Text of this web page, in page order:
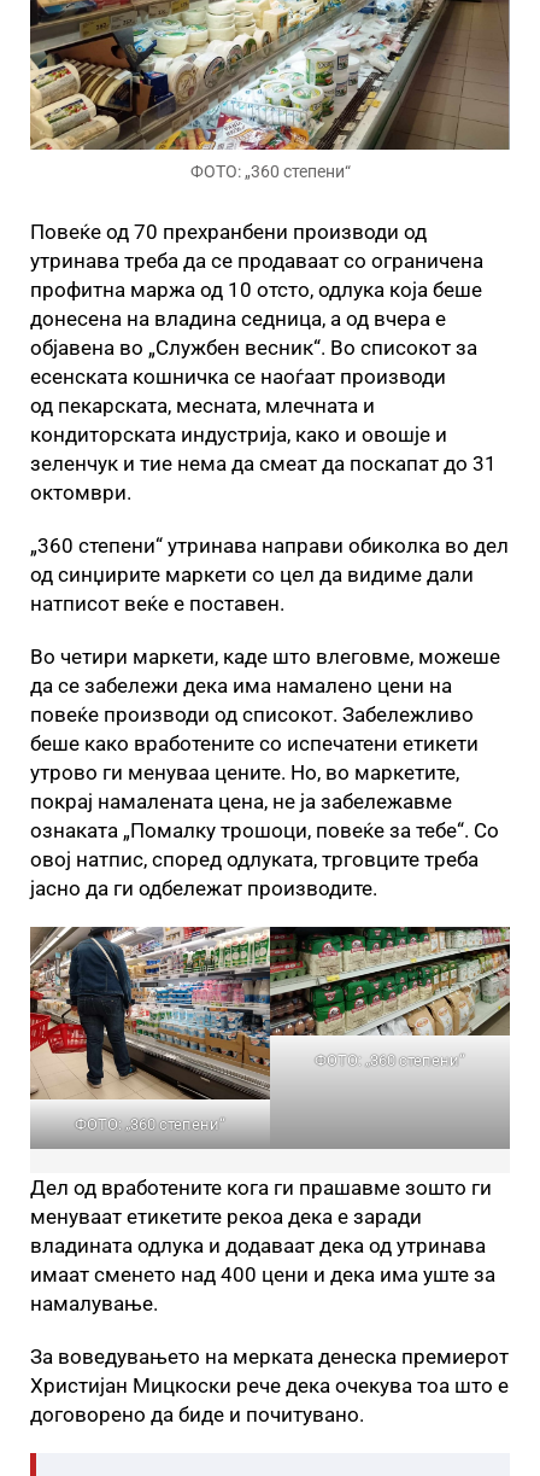
ФОТО: „360 степени“
Повеќе од 70 прехранбени производи од
утринава треба да се продаваат со ограничена
профитна маржа од 10 отсто, одлука која беше
донесена на владина седница, а од вчера е
објавена во „Службен весник“. Во списокот за
есенската кошничка се наоѓаат производи
од пекарската, месната, млечната и
кондиторската индустрија, како и овошје и
зеленчук и тие нема да смеат да поскапат до 31
октомври.
„360 степени“ утринава направи обиколка во дел
од синџирите маркети со цел да видиме дали
натписот веќе е поставен.
Во четири маркети, каде што влеговме, можеше
да се забележи дека има намалено цени на
повеќе производи од списокот. Забележливо
беше како вработените со испечатени етикети
утрово ги менуваа цените. Но, во маркетите,
покрај намалената цена, не ја забележавме
ознаката „Помалку трошоци, повеќе за тебе“. Со
овој натпис, според одлуката, трговците треба
јасно да ги одбележат производите.
ФОТО: „360 степени“
ФОТО: „360 степени“
Дел од вработените кога ги прашавме зошто ги
менуваат етикетите рекоа дека е заради
владината одлука и додаваат дека од утринава
имаат сменето над 400 цени и дека има уште за
намалување.
За воведувањето на мерката денеска премиерот
Христијан Мицкоски рече дека очекува тоа што е
договорено да биде и почитувано.